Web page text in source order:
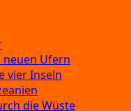
neuen Ufern
vier Inseln
die Wüste